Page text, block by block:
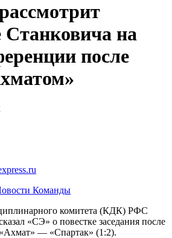
Станковича на
после
Команды
комитета (КДК) РФС
«СЭ» о повестке заседания после
— «Спартак» (1:2).